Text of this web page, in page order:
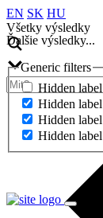
EN SK HU
Všetky výsledky
Ďalšie výsledky...
Generic filters
Hidden label
Hidden label
Hidden label
Hidden label
Ďalšie výsledky...